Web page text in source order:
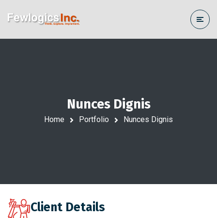
Nunces Dignis
Home Portfolio Nunces Dignis
Client Details